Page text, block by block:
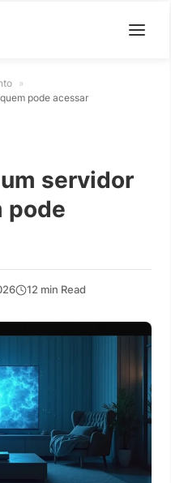
»
pode acessar
servidor
pode
12 min Read